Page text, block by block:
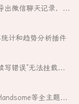
文
WeFlow 安装与使用教程：分析导出微信聊天记录，生成可视化年度报告
计和趋势分析插件
解决飞牛nas更新后提示“数据库读写错误”无法挂载硬盘
Typecho添加文章AI摘要功能（Handsome等全主题适配）